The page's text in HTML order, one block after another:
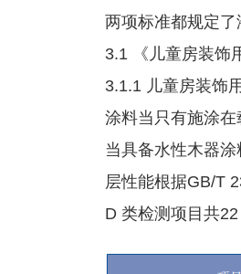
两项标准都规定了
3.1 《儿童房装饰
3.1.1 儿童房装饰
涂料当只有施涂
当具备水性木器
层性能根据GB/T
D 类检测项目共22